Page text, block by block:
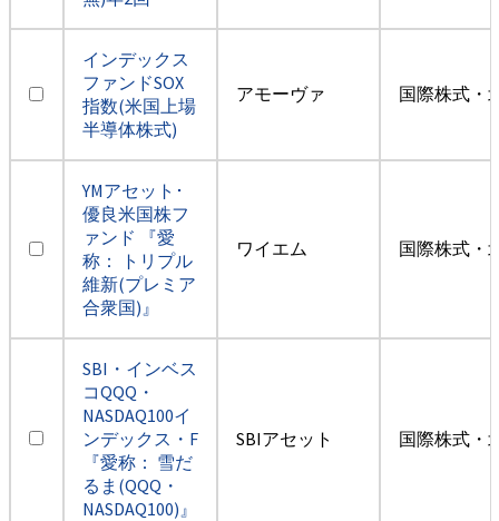
インデックス
ファンドSOX
指数(米国上場
半導体株式)
アモーヴァ 国際株式・
YMアセット･
優良米国株フ
ァンド 『愛
称： トリプル
維新(プレミア
合衆国)』
ワイエム 国際株式・
SBI・インベス
コQQQ・
NASDAQ100イ
ンデックス・F
『愛称： 雪だ
るま(QQQ・
NASDAQ100)』
SBIアセット 国際株式・